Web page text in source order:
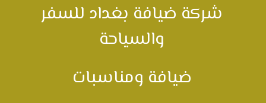
شركة ضيافة بغداد للسفر
والسياحة
ضيافة ومناسبات